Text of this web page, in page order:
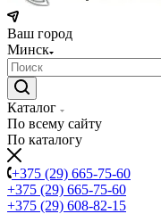
Ваш город
Минск
Каталог
По всему сайту
По каталогу
+375 (29) 665-75-60
+375 (29) 665-75-60
+375 (29) 608-82-15